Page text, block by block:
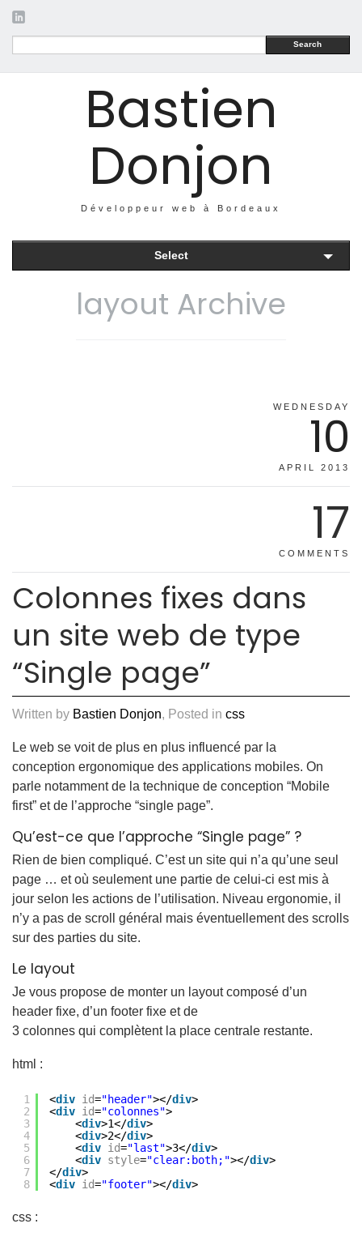
Search
Bastien
Donjon
Développeur web à Bordeaux
Select
layout Archive
WEDNESDAY
10
APRIL 2013
17
COMMENTS
Colonnes fixes dans
un site web de type
“Single page”
Written by Bastien Donjon, Posted in css
Le web se voit de plus en plus influencé par la
conception ergonomique des applications mobiles. On
parle notamment de la technique de conception “Mobile
first” et de l’approche “single page”.
Qu’est-ce que l’approche “Single page” ?
Rien de bien compliqué. C’est un site qui n’a qu’une seul
page … et où seulement une partie de celui-ci est mis à
jour selon les actions de l’utilisation. Niveau ergonomie, il
n’y a pas de scroll général mais éventuellement des scrolls
sur des parties du site.
Le layout
Je vous propose de monter un layout composé d’un
header fixe, d’un footer fixe et de
3 colonnes qui complètent la place centrale restante.
html :
1
2
3
4
5
6
7
8
<div id="header"></div>
<div id="colonnes">
<div>1</div>
<div>2</div>
<div id="last">3</div>
<div style="clear:both;"></div>
</div>
<div id="footer"></div>
css :